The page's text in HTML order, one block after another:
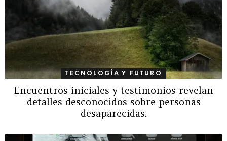
TECNOLOGÍA Y FUTURO
Encuentros iniciales y testimonios revelan
detalles desconocidos sobre personas
desaparecidas.